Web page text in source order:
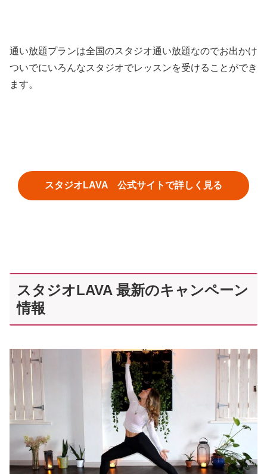
通い放題プランは全国のスタジオ通い放題なのでお出かけ
ついでにいろんなスタジオでレッスンを受けることができ
ます。
スタジオLAVA 公式サイトで詳しく見る
スタジオLAVA 最新のキャンペーン
情報